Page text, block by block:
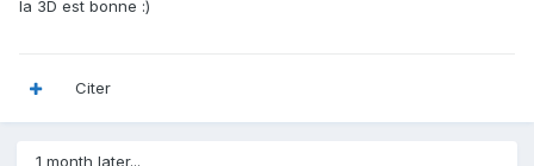
la 3D est bonne :)
Citer
1 month later...